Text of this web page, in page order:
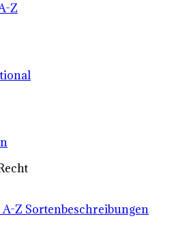
Z
Z Sortenbeschreibungen